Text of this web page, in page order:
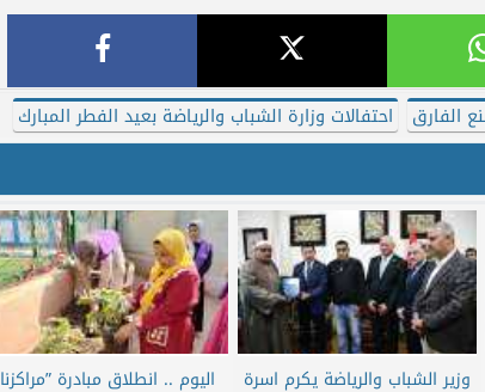
الفارق احتفالات وزارة الشباب والرياضة بعيد الفطر المبارك
وزير الشباب والرياضة يكرم اسرة اليوم .. انطلاق مبادرة ”مراكزنا